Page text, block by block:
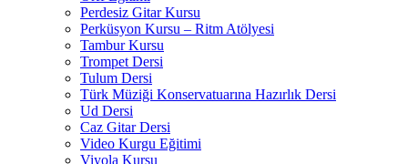
Perdesiz Gitar Kursu
Perküsyon Kursu – Ritm Atölyesi
Tambur Kursu
Trompet Dersi
Tulum Dersi
Türk Müziği Konservatuarına Hazırlık Dersi
Ud Dersi
Caz Gitar Dersi
Video Kurgu Eğitimi
Viyola Kursu